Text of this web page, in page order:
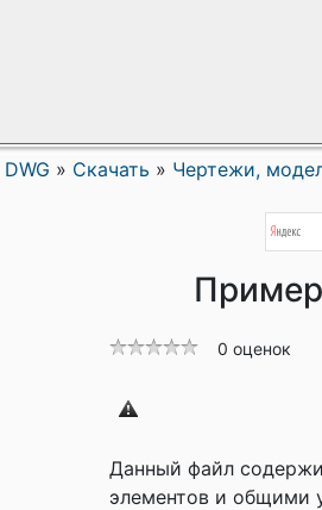
DWG » Скачать » Чертежи,
0 оценок
Данный файл
элементов и общими